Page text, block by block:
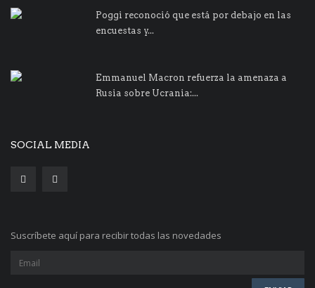
Poggi reconoció que está por debajo en las
encuestas y...
Emmanuel Macron refuerza la amenaza a
Rusia sobre Ucrania:...
SOCIAL MEDIA
Suscríbete aquí para recibir todas las novedades